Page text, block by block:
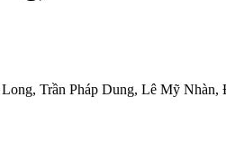
Trần Pháp Dung, Lê Mỹ